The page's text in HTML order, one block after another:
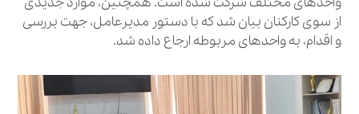
از سوی کارکنان بیان شد که با دستور مدیرعامل، جهت بررسی
و اقدام، به واحدهای مربوطه ارجاع داده شد.